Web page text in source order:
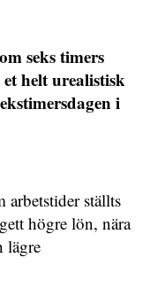
seks timers
helt urealistisk
i
arbetstider ställts
högre lön, nära
lägre